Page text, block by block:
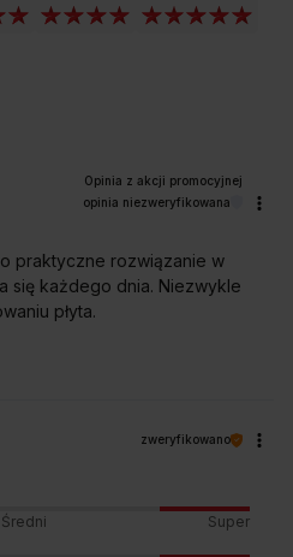
Amica zastosowano
stabilne ruszty żeliwne, które
Kiedy zechcesz
obaw, że wraz z garnkiem
design w służbie kuchennej
opinia niezweryfikowana
praktyczne rozwiązanie w
się każdego dnia. Niezwykle
płyta.
zweryfikowano
Średni
Super